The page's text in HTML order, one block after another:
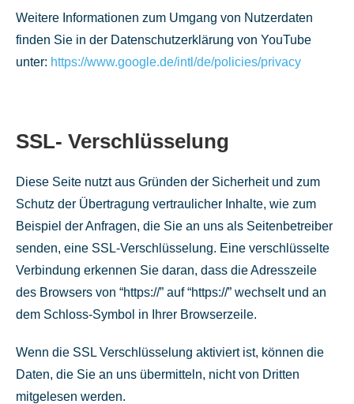
Weitere Informationen zum Umgang von Nutzerdaten
finden Sie in der Datenschutzerklärung von YouTube
unter: https://www.google.de/intl/de/policies/privacy
SSL- Verschlüsselung
Diese Seite nutzt aus Gründen der Sicherheit und zum
Schutz der Übertragung vertraulicher Inhalte, wie zum
Beispiel der Anfragen, die Sie an uns als Seitenbetreiber
senden, eine SSL-Verschlüsselung. Eine verschlüsselte
Verbindung erkennen Sie daran, dass die Adresszeile
des Browsers von “https://” auf “https://” wechselt und an
dem Schloss-Symbol in Ihrer Browserzeile.
Wenn die SSL Verschlüsselung aktiviert ist, können die
Daten, die Sie an uns übermitteln, nicht von Dritten
mitgelesen werden.